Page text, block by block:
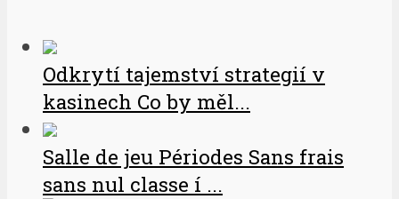
Odkrytí tajemství strategií v
kasinech Co by měl...
Salle de jeu Périodes Sans frais
sans nul classe í ...